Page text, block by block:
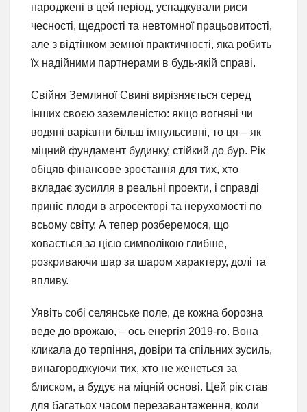
народжені в цей період, успадкували риси
чесності, щедрості та невтомної працьовитості,
але з відтінком земної практичності, яка робить
їх надійними партнерами в будь-якій справі.
Свійня Земляної Свині вирізняється серед
інших своєю заземленістю: якщо вогняні чи
водяні варіанти більш імпульсивні, то ця – як
міцний фундамент будинку, стійкий до бур. Рік
обіцяв фінансове зростання для тих, хто
вкладає зусилля в реальні проекти, і справді
приніс плоди в агросекторі та нерухомості по
всьому світу. А тепер розберемося, що
ховається за цією символікою глибше,
розкриваючи шар за шаром характеру, долі та
впливу.
Уявіть собі селянське поле, де кожна борозна
веде до врожаю, – ось енергія 2019-го. Вона
кликала до терпіння, довіри та спільних зусиль,
винагороджуючи тих, хто не женеться за
блиском, а будує на міцній основі. Цей рік став
для багатьох часом перезавантаження, коли